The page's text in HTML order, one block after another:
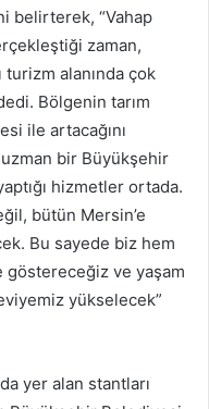
belirterek, “Vahap
zaman,
turizm alanında çok
Bölgenin tarım
ile artacağını
uzman bir Büyükşehir
hizmetler ortada.
bütün Mersin’e
Bu sayede biz hem
göstereceğiz ve yaşam
yükselecek”
yer alan stantları